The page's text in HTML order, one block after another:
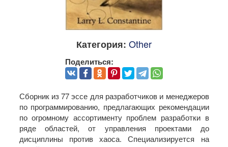
Категория: Other
Поделиться:
Сборник из 77 эссе для разработчиков и менеджеров
по программированию, предлагающих рекомендации
по огромному ассортименту проблем разработки в
ряде областей, от управления проектами до
дисциплины против хаоса. Специализируется на